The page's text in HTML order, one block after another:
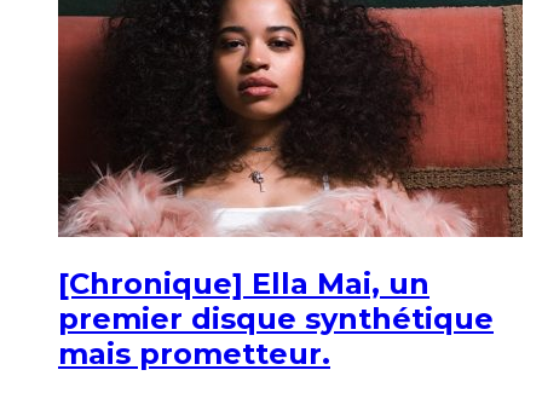
[Chronique] Ella Mai, un
premier disque synthétique
mais prometteur.